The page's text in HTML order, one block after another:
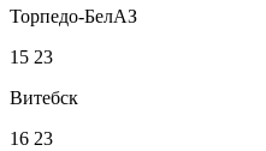
Торпедо-БелАЗ
15 23
Витебск
16 23